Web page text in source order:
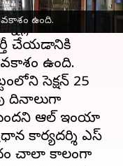
ఉంది.
ఐదు రోజుల
సమాచారం.
చేయడానికి
ఉంది.
సెక్షన్ 25
దినాలుగా
ఆల్ ఇండియా
కార్యదర్శి ఎస్
చాలా కాలంగా